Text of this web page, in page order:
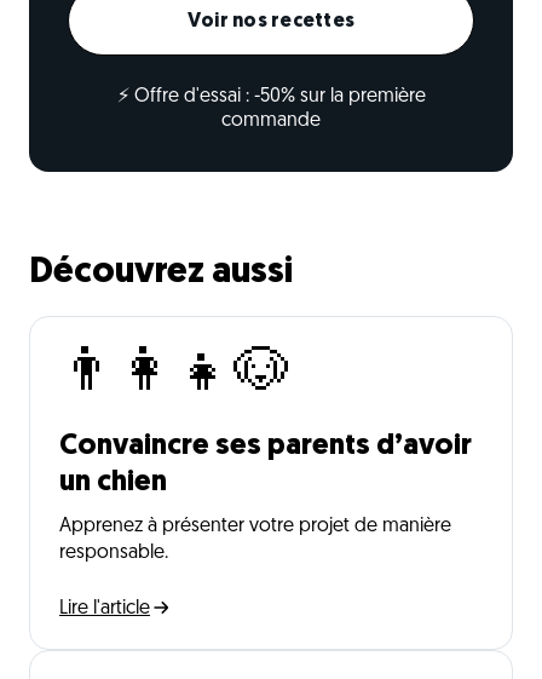
Voir nos recettes
⚡ Offre d'essai : -50% sur la première
commande
Découvrez aussi
👨‍👩‍👧🐶
Convaincre ses parents d’avoir
un chien
Apprenez à présenter votre projet de manière
responsable.
Lire l'article